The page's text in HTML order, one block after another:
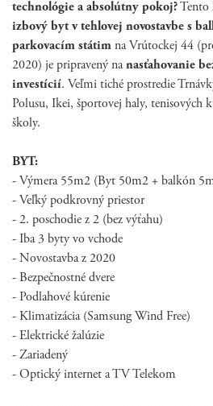
technológie a absolútny pokoj?Tento
izbový byt v tehlovej novostavbe s
parkovacím státim na Vrútockej 44
2020) je pripravený nanasťahovanie
investícií. Veľmi tiché prostredie
Polusu, Ikei, športovej haly, tenisových
školy.
BYT:
- Výmera 55m2 (Byt 50m2 + balkón
- Veľký podkrovný priestor
- 2. poschodie z 2 (bez výťahu)
- Iba 3 byty vo vchode
- Novostavba z 2020
- Bezpečnostné dvere
- Podlahové kúrenie
- Klimatizácia (Samsung Wind Free)
- Elektrické žalúzie
- Zariadený
- Optický internet a TV Telekom